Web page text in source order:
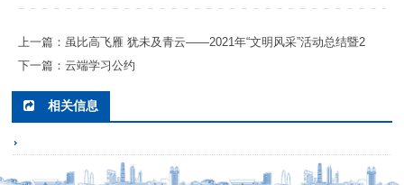
上一篇：虽比高飞雁 犹未及青云——2021年“文明风采”活动总结暨2
下一篇：云端学习公约
相关信息